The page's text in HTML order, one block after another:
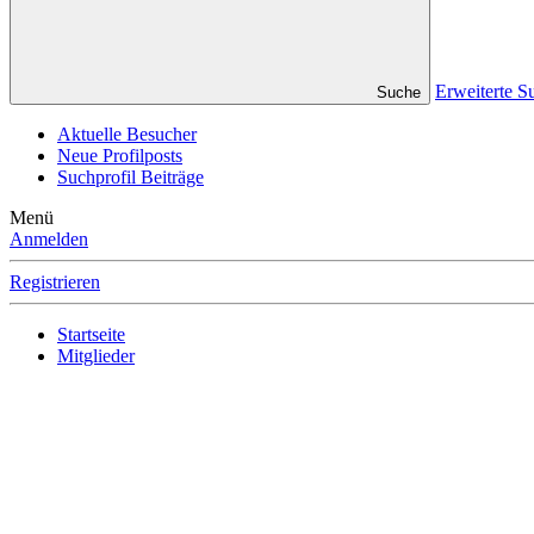
Suche Erweiterte
Aktuelle Besucher
Neue Profilposts
Suchprofil Beiträge
Menü
Anmelden
Registrieren
Startseite
Mitglieder